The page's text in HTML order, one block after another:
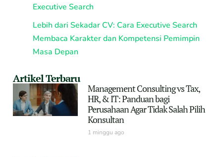
Executive Search
Lebih dari Sekadar CV: Cara Executive Search
Membaca Karakter dan Kompetensi Pemimpin
Masa Depan
Artikel Terbaru
Management Consulting vs Tax,
HR, & IT: Panduan bagi
Perusahaan Agar Tidak Salah Pilih
Konsultan
1 minggu ago